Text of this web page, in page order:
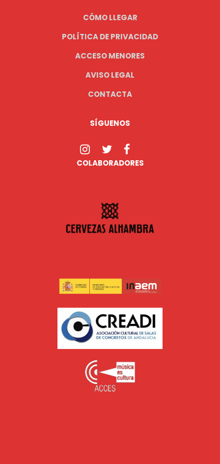
CÓMO LLEGAR
POLÍTICA DE PRIVACIDAD
ACCESO MENORES
AVISO LEGAL
CONTACTA
SÍGUENOS
COLABORADORES